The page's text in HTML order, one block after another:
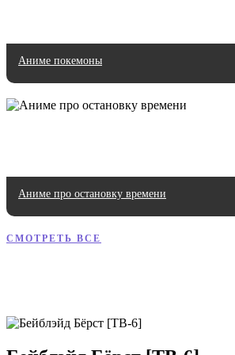
Аниме покемоны
Аниме про остановку времени
СМОТРЕТЬ ВСЕ